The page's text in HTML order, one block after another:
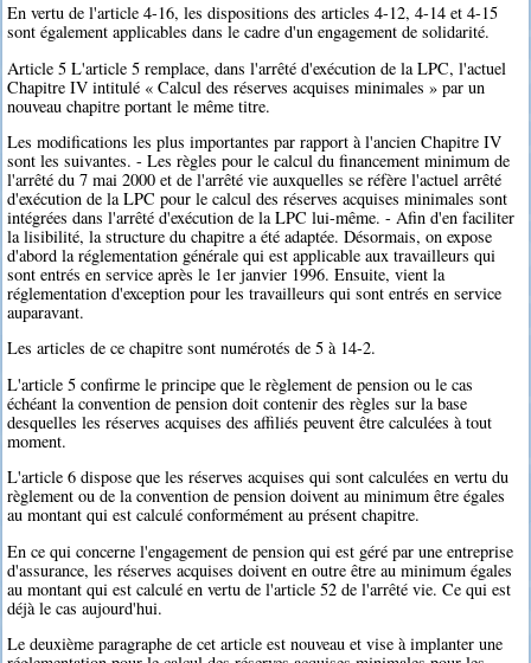
En vertu de l'article 4-16, les dispositions des articles 4-12, 4-14 et 4-15
sont également applicables dans le cadre d'un engagement de solidarité.
Article 5 L'article 5 remplace, dans l'arrêté d'exécution de la LPC, l'actuel
Chapitre IV intitulé « Calcul des réserves acquises minimales » par un
nouveau chapitre portant le même titre.
Les modifications les plus importantes par rapport à l'ancien Chapitre IV
sont les suivantes. - Les règles pour le calcul du financement minimum de
l'arrêté du 7 mai 2000 et de l'arrêté vie auxquelles se réfère l'actuel arrêté
d'exécution de la LPC pour le calcul des réserves acquises minimales sont
intégrées dans l'arrêté d'exécution de la LPC lui-même. - Afin d'en faciliter
la lisibilité, la structure du chapitre a été adaptée. Désormais, on expose
d'abord la réglementation générale qui est applicable aux travailleurs qui
sont entrés en service après le 1er janvier 1996. Ensuite, vient la
réglementation d'exception pour les travailleurs qui sont entrés en service
auparavant.
Les articles de ce chapitre sont numérotés de 5 à 14-2.
L'article 5 confirme le principe que le règlement de pension ou le cas
échéant la convention de pension doit contenir des règles sur la base
desquelles les réserves acquises des affiliés peuvent être calculées à tout
moment.
L'article 6 dispose que les réserves acquises qui sont calculées en vertu du
règlement ou de la convention de pension doivent au minimum être égales
au montant qui est calculé conformément au présent chapitre.
En ce qui concerne l'engagement de pension qui est géré par une entreprise
d'assurance, les réserves acquises doivent en outre être au minimum égales
au montant qui est calculé en vertu de l'article 52 de l'arrêté vie. Ce qui est
déjà le cas aujourd'hui.
Le deuxième paragraphe de cet article est nouveau et vise à implanter une